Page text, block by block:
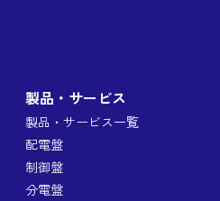
製品・サービス
製品・サービス一覧
配電盤
制御盤
分電盤